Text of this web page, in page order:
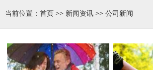
当前位置： 首页 >> 新闻资讯 >> 公司新闻